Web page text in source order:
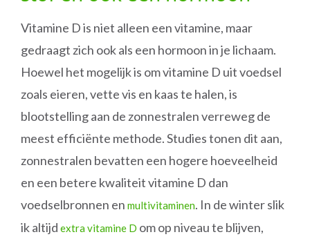
Vitamine D is niet alleen een vitamine, maar
gedraagt zich ook als een hormoon in je lichaam.
Hoewel het mogelijk is om vitamine D uit voedsel
zoals eieren, vette vis en kaas te halen, is
blootstelling aan de zonnestralen verreweg de
meest efficiënte methode. Studies tonen dit aan,
zonnestralen bevatten een hogere hoeveelheid
en een betere kwaliteit vitamine D dan
voedselbronnen en multivitaminen. In de winter slik
ik altijd extra vitamine D om op niveau te blijven,